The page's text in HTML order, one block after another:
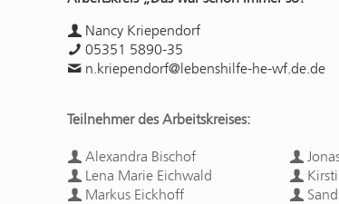
Nancy Kriependorf
05351 5890-35
n.kriependorf@lebenshilfe-he-wf.de.de
Teilnehmer des Arbeitskreises:
Alexandra Bischof
Lena Marie Eichwald
Markus Eickhoff